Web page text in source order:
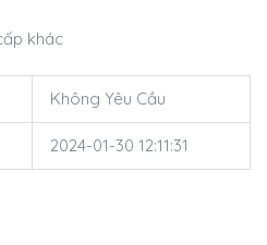
khác
Không Yêu Cầu
2024-01-30 12:11:31